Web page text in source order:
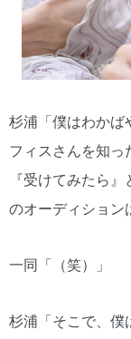
杉浦「僕はわかば
フィスさんを知っ
『受けてみたら
のオーディション
一同「（笑）」
杉浦「そこで、僕